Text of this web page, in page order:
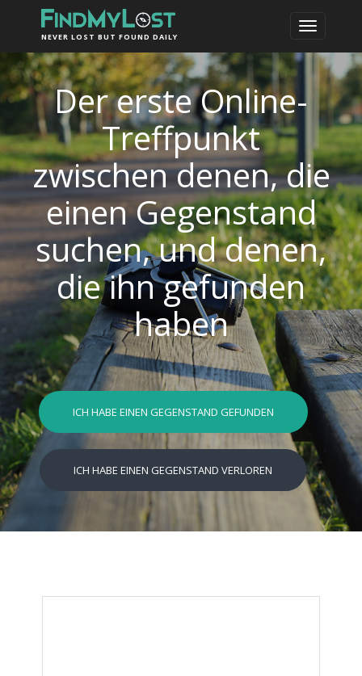
NEVER LOST BUT FOUND DAILY
Der erste Online-
Treffpunkt
zwischen denen, die
einen Gegenstand
suchen, und denen,
die ihn gefunden
haben
ICH HABE EINEN GEGENSTAND GEFUNDEN
ICH HABE EINEN GEGENSTAND VERLOREN